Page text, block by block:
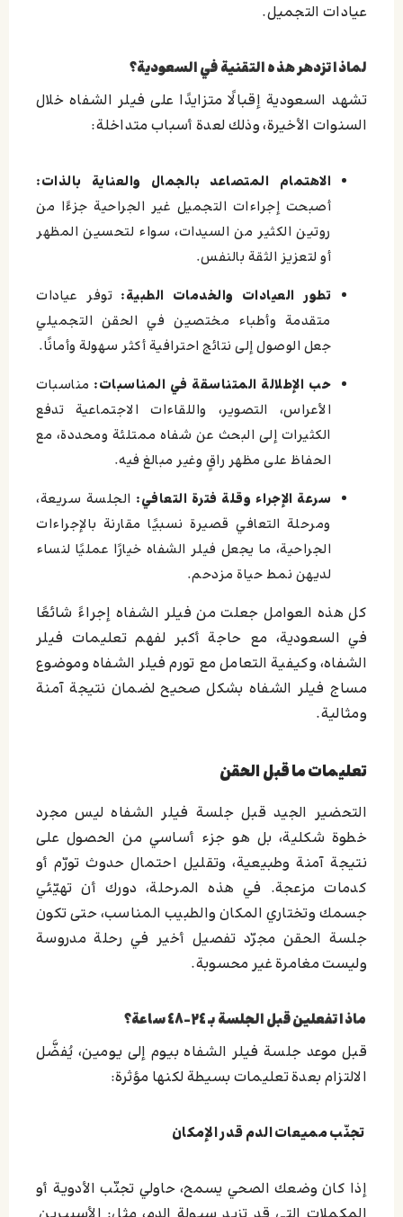
عيادات التجميل.
لماذا تزدهر هذه التقنية في السعودية؟
تشهد السعودية إقبالًا متزايدًا على فيلر الشفاه خلال
السنوات الأخيرة، وذلك لعدة أسباب متداخلة:
الاهتمام المتصاعد بالجمال والعناية بالذات:
أصبحت إجراءات التجميل غير الجراحية جزءًا من
روتين الكثير من السيدات، سواء لتحسين المظهر
أو لتعزيز الثقة بالنفس.
تطور العيادات والخدمات الطبية: توفر عيادات
متقدمة وأطباء مختصين في الحقن التجميلي
جعل الوصول إلى نتائج احترافية أكثر سهولة وأمانًا.
حب الإطلالة المتناسقة في المناسبات: مناسبات
الأعراس، التصوير، واللقاءات الاجتماعية تدفع
الكثيرات إلى البحث عن شفاه ممتلئة ومحددة، مع
الحفاظ على مظهر راقٍ وغير مبالغ فيه.
سرعة الإجراء وقلة فترة التعافي: الجلسة سريعة،
ومرحلة التعافي قصيرة نسبيًا مقارنة بالإجراءات
الجراحية، ما يجعل فيلر الشفاه خيارًا عمليًا لنساء
لديهن نمط حياة مزدحم.
كل هذه العوامل جعلت من فيلر الشفاه إجراءً شائعًا
في السعودية، مع حاجة أكبر لفهم تعليمات فيلر
الشفاه، وكيفية التعامل مع تورم فيلر الشفاه وموضوع
مساج فيلر الشفاه بشكل صحيح لضمان نتيجة آمنة
ومثالية.
تعليمات ما قبل الحقن
التحضير الجيد قبل جلسة فيلر الشفاه ليس مجرد
خطوة شكلية، بل هو جزء أساسي من الحصول على
نتيجة آمنة وطبيعية، وتقليل احتمال حدوث تورّم أو
كدمات مزعجة. في هذه المرحلة، دورك أن تهيّئي
جسمك وتختاري المكان والطبيب المناسب، حتى تكون
جلسة الحقن مجرّد تفصيل أخير في رحلة مدروسة
وليست مغامرة غير محسوبة.
ماذا تفعلين قبل الجلسة بـ ٢٤–٤٨ ساعة؟
قبل موعد جلسة فيلر الشفاه بيوم إلى يومين، يُفضَّل
الالتزام بعدة تعليمات بسيطة لكنها مؤثرة:
تجنّب مميعات الدم قدر الإمكان
إذا كان وضعك الصحي يسمح، حاولي تجنّب الأدوية أو